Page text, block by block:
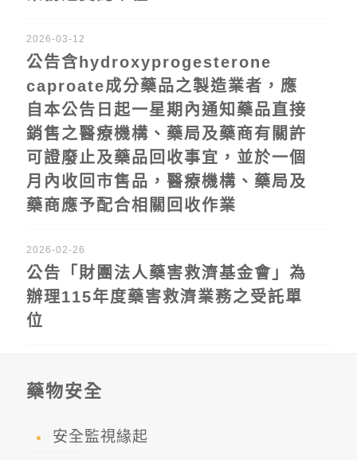
2026-03-12
公告含hydroxyprogesterone
caproate成分藥品之製造業者，應
自本公告日起一星期內通知藥品直接
銷售之醫療機構、藥局及藥商有關許
可證廢止及藥品回收事宜，並於一個
月內收回市售品，醫療機構、藥局及
藥商應予配合相關回收作業
2026-02-26
公告「財團法人藥害救濟基金會」為
辦理115年度藥害救濟業務之受託單
位
藥物安全
安全監視緣起